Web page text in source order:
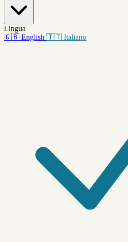
Lingua
🇬🇧 English 🇮🇹 Italiano